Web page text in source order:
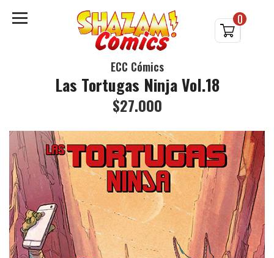
0
ECC Cómics
Las Tortugas Ninja Vol.18
$27.000